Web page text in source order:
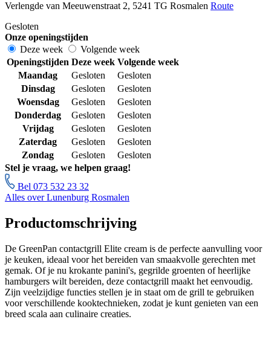
Verlengde van Meeuwenstraat 2, 5241 TG Rosmalen Route
Gesloten
Onze openingstijden
Deze week
Volgende week
Openingstijden Deze week Volgende week
Maandag
Gesloten
Gesloten
Dinsdag
Gesloten
Gesloten
Woensdag
Gesloten
Gesloten
Donderdag
Gesloten
Gesloten
Vrijdag
Gesloten
Gesloten
Zaterdag
Gesloten
Gesloten
Zondag
Gesloten
Gesloten
Stel je vraag, we helpen graag!
Bel 073 532 23 32
Alles over Lunenburg Rosmalen
Productomschrijving
De GreenPan contactgrill Elite cream is de perfecte aanvulling voor
je keuken, ideaal voor het bereiden van smaakvolle gerechten met
gemak. Of je nu krokante panini's, gegrilde groenten of heerlijke
hamburgers wilt bereiden, deze contactgrill maakt het eenvoudig.
Zijn veelzijdige functies stellen je in staat om de grill te gebruiken
voor verschillende kooktechnieken, zodat je kunt genieten van een
breed scala aan culinaire creaties.